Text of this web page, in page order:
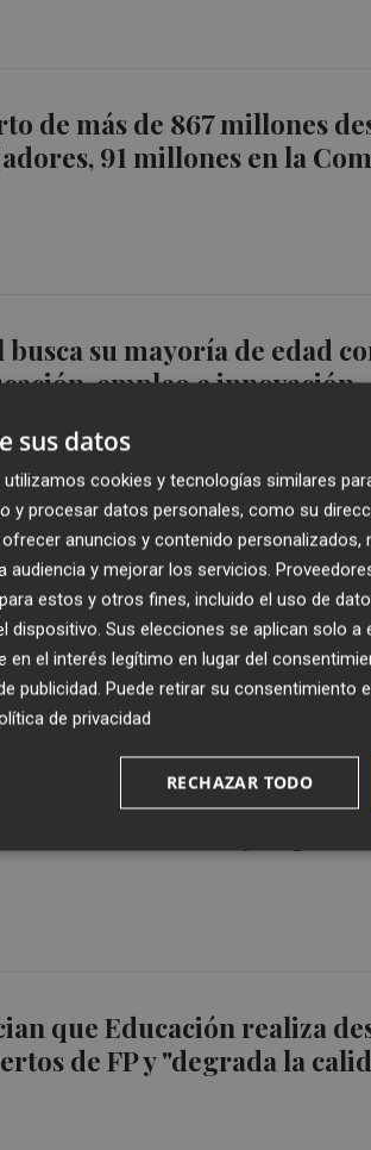
de más de 867 millones
91 millones en la
su mayoría de edad
empleo e innovación
"el entierro de la FP
de ciclos formativos
de admisión para
que Educación realiza
de FP y "degrada la
sus datos
cookies y tecnologías similares
y procesar datos personales, como su
anuncios y contenido personalizados,
y mejorar los servicios.
estos y otros fines, incluido el uso de
dispositivo. Sus elecciones se aplican solo a
en el interés legítimo en lugar del
publicidad. Puede retirar su consentimiento
de privacidad
RECHAZAR TODO